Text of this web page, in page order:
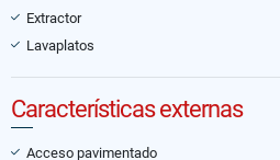
Extractor
Lavaplatos
Características externas
Acceso pavimentado